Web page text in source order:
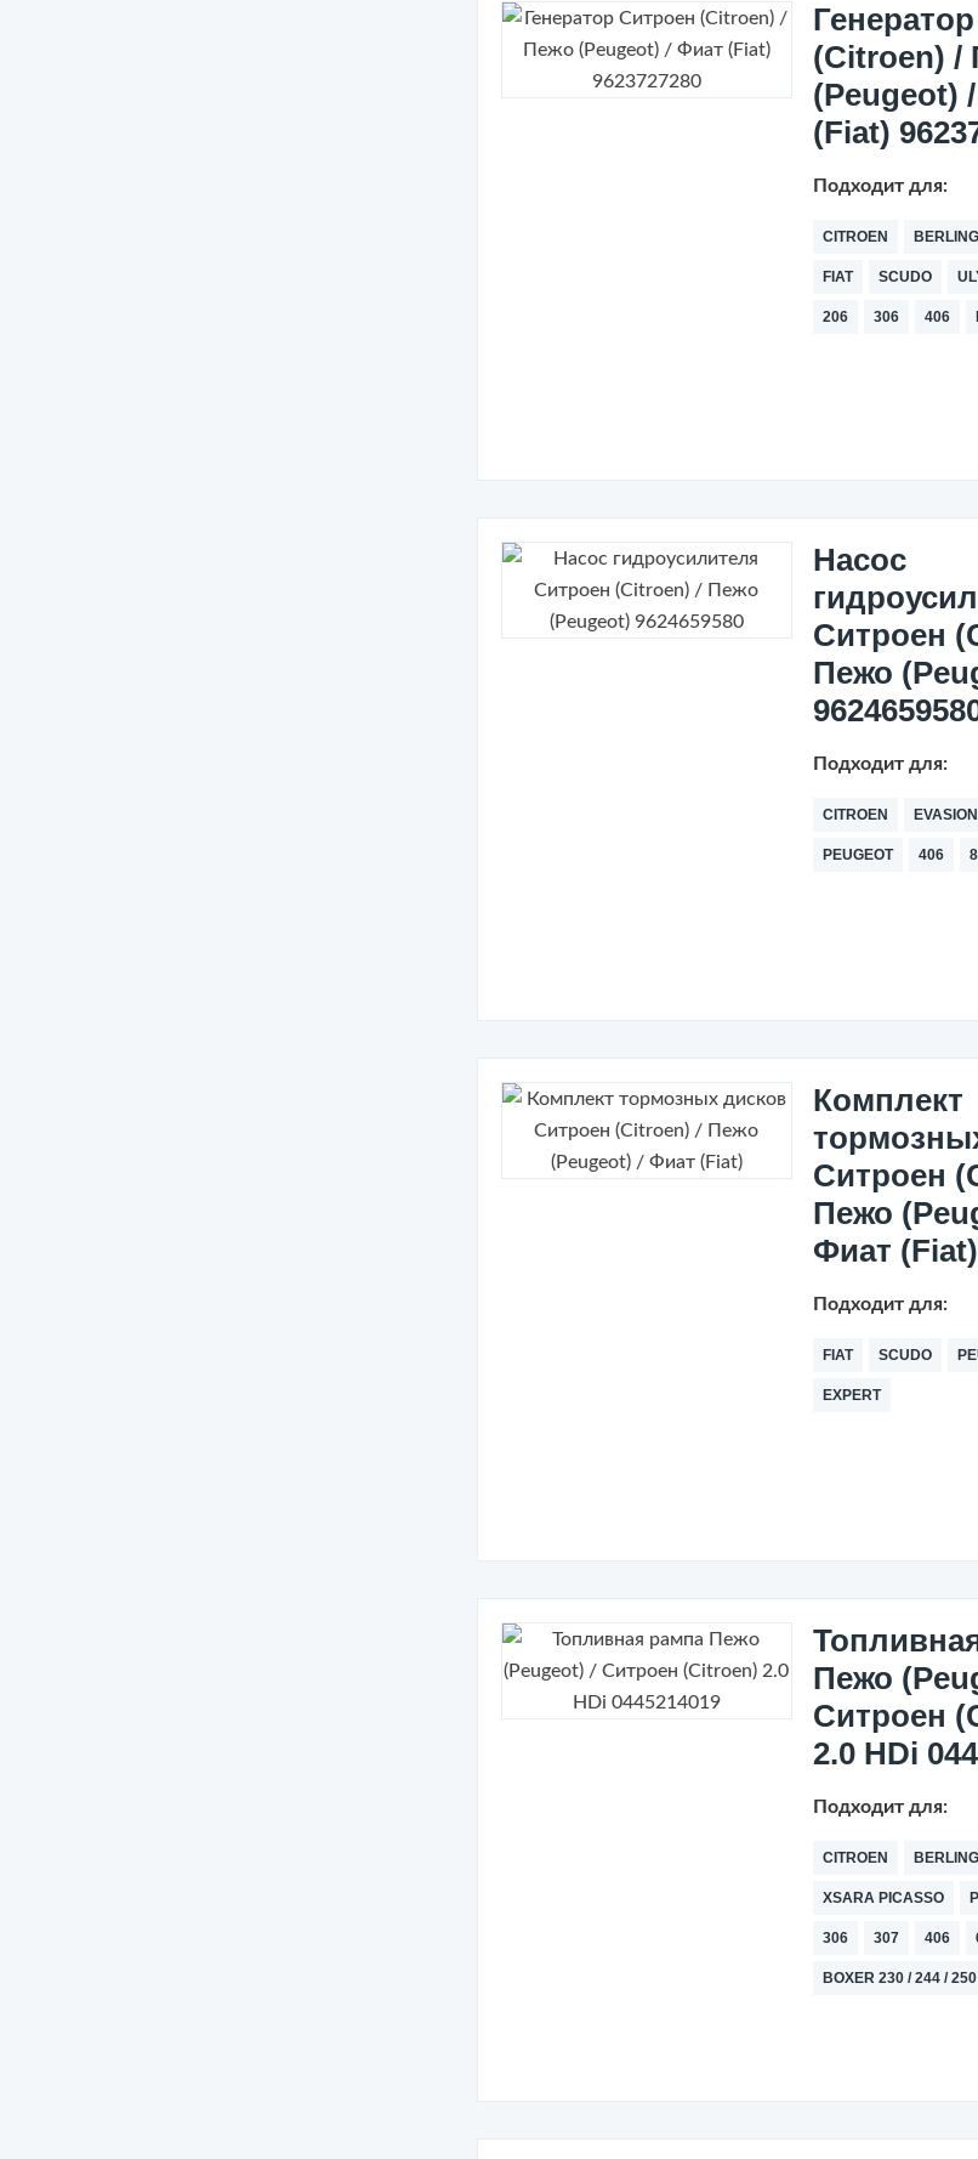
(Citroen) /
(Peugeot)
(Fiat)
Подходит для:
CITROEN
FIAT SCUDO
206 306 406
Насос
Ситроен
Пежо
Подходит для:
CITROEN EVASION
PEUGEOT 406
Комплект
Ситроен
Пежо
Фиат (Fiat)
Подходит для:
FIAT SCUDO
EXPERT
Пежо
Ситроен
2.0 HDi
Подходит для:
CITROEN
XSARA PICASSO
306 307 406
BOXER 230 / 244 / 250